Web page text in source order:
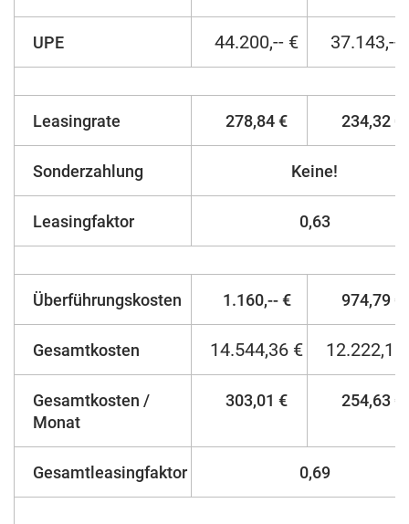
UPE 44.200,-- € 37.143,--
Leasingrate 278,84 € 234,32 €
Sonderzahlung Keine!
Leasingfaktor 0,63
Überführungskosten 1.160,-- € 974,79 €
Gesamtkosten 14.544,36 € 12.222,15
Gesamtkosten /
Monat
303,01 € 254,63 €
Gesamtleasingfaktor 0,69